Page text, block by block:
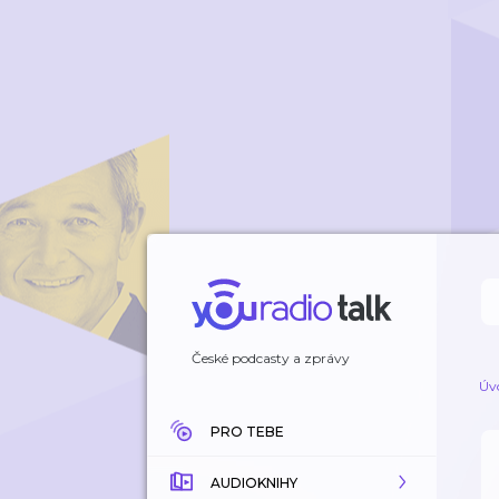
České podcasty a zprávy
PRO TEBE
AUDIOKNIHY